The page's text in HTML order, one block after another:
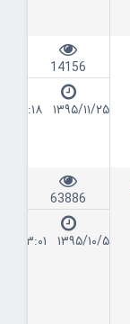
14156
۱۳۹۵/۱۱/۲۵ ۱۴:۱۸
63886
۱۳۹۵/۱۰/۵ ۱۳:۰۱